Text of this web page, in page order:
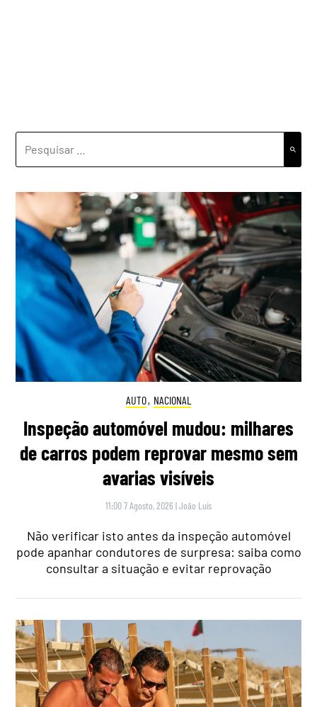
POR:
AUTO, NACIONAL
Inspeção automóvel mudou: milhares
de carros podem reprovar mesmo sem
avarias visíveis
11:00 7 Agosto, 2026 |João Luís
Não verificar isto antes da inspeção automóvel
pode apanhar condutores de surpresa: saiba como
consultar a situação e evitar reprovação